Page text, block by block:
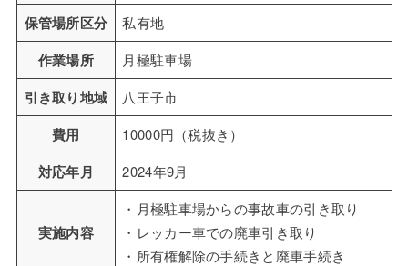
保管場所区分 私有地
作業場所 月極駐車場
引き取り地域 八王子市
費用 10000円（税抜き）
対応年月 2024年9月
実施内容
・月極駐車場からの事故車の引き取り
・レッカー車での廃車引き取り
・所有権解除の手続きと廃車手続き